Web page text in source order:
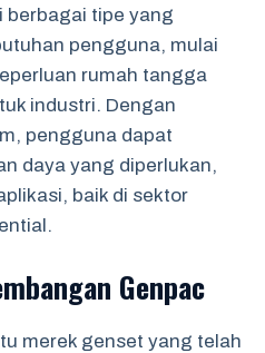
berbagai tipe yang
pengguna, mulai
rumah tangga
industri. Dengan
pengguna dapat
daya yang diperlukan,
baik di sektor
Genpac
merek genset yang telah